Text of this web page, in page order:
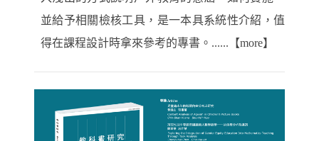
並給予相關檢核工具，是一本具系統性介紹，值
得在課程設計時拿來參考的專書。......【more】